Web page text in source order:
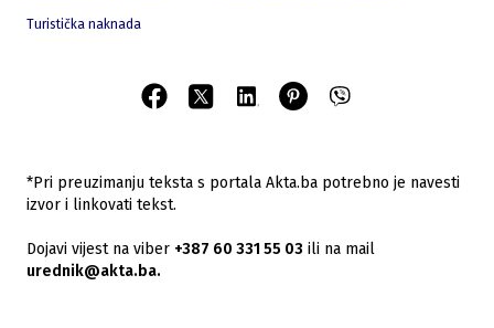
Turistička naknada
*Pri preuzimanju teksta s portala Akta.ba potrebno je navesti
izvor i linkovati tekst.
Dojavi vijest na viber +387 60 331 55 03 ili na mail
urednik@akta.ba.